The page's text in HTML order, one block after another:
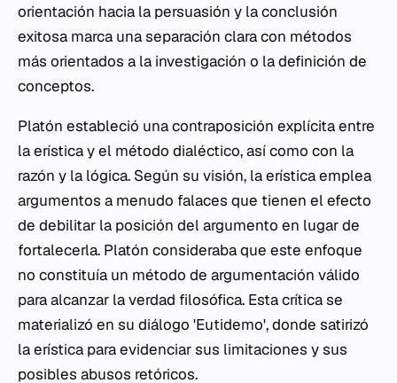
orientación hacia la persuasión y la conclusión
exitosa marca una separación clara con métodos
más orientados a la investigación o la definición de
conceptos.
Platón estableció una contraposición explícita entre
la erística y el método dialéctico, así como con la
razón y la lógica. Según su visión, la erística emplea
argumentos a menudo falaces que tienen el efecto
de debilitar la posición del argumento en lugar de
fortalecerla. Platón consideraba que este enfoque
no constituía un método de argumentación válido
para alcanzar la verdad filosófica. Esta crítica se
materializó en su diálogo 'Eutidemo', donde satirizó
la erística para evidenciar sus limitaciones y sus
posibles abusos retóricos.